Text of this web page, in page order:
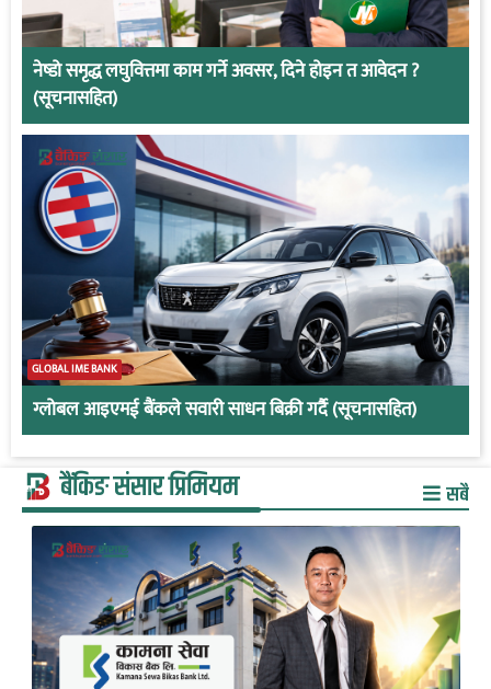
नेष्डो समृद्ध लघुवित्तमा काम गर्ने अवसर, दिने होइन त आवेदन ?
(सूचनासहित)
GLOBAL IME BANK
ग्लोबल आइएमई बैंकले सवारी साधन बिक्री गर्दै (सूचनासहित)
बैंकिङ संसार प्रिमियम सबै